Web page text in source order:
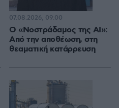
Ο «Νοστράδαμος της AI»:
Από την αποθέωση, στη
θεαματική κατάρρευση
07.08.2026, 09:00